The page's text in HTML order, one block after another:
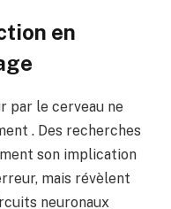
en
par le cerveau ne
. Des recherches
son implication
mais révèlent
neuronaux